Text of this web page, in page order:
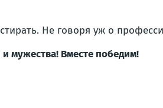
Не говоря уж о
мужества! Вместе победим!